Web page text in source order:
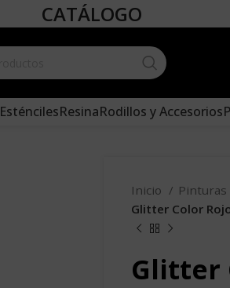
CATÁLOGO
EsténcilesResinaRodillos y Accesorios
Inicio Pinturas
Glitter Color
Glitter